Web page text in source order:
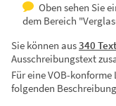
Oben sehen Sie
dem Bereich
Sie können aus340
Ausschreibungstext
Für eine VOB-
folgenden